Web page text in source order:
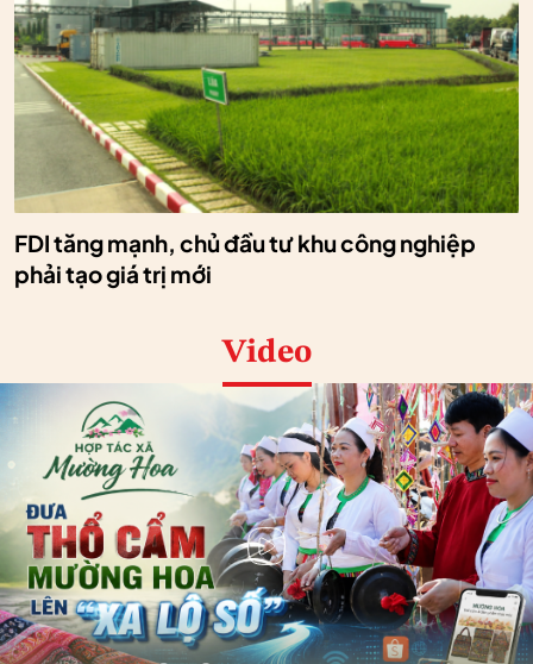
FDI tăng mạnh, chủ đầu tư khu công nghiệp
phải tạo giá trị mới
Video